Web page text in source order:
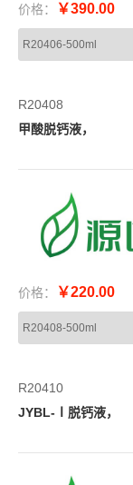
价格： ￥390.00
R20408
甲酸脱钙液，
价格： ￥220.00
R20410
JYBL-Ⅰ脱钙液，